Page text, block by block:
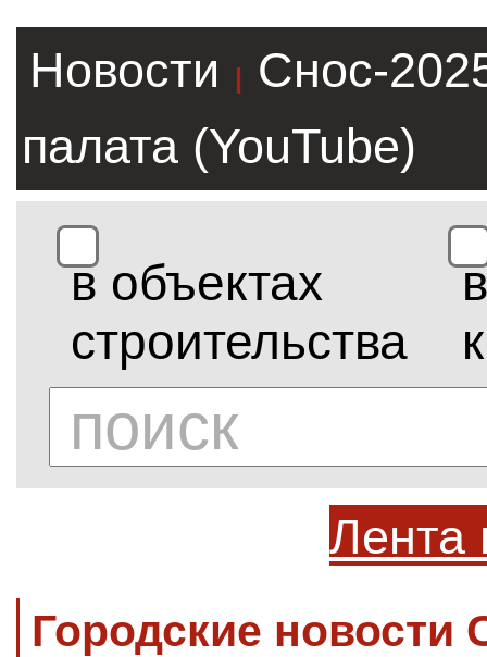
Новости |
Снос-
палата (YouTube)
в объектах
строительства
в
Лента
Городские новости